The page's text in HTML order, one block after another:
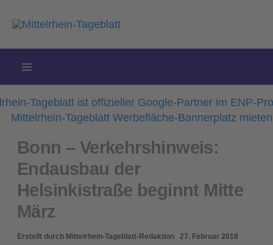
Inhalt
Bonn – Verkehrshinweis:
Endausbau der
Helsinkistraße beginnt Mitte
März
Erstellt durch Mittelrhein-Tageblatt-Redaktion 27. Februar 2018